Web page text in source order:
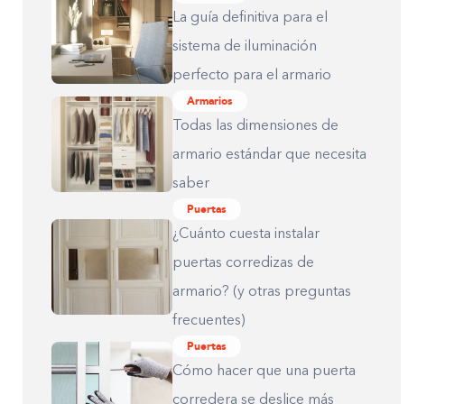
La guía definitiva para el
sistema de iluminación
perfecto para el armario
Armarios
Todas las dimensiones de
armario estándar que necesita
saber
Puertas
¿Cuánto cuesta instalar
puertas corredizas de
armario? (y otras preguntas
frecuentes)
Puertas
Cómo hacer que una puerta
corredera se deslice más